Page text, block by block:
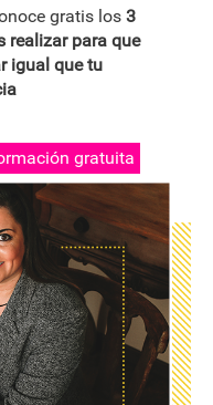
gratis los 3
realizar para que
igual que tu
gratuita